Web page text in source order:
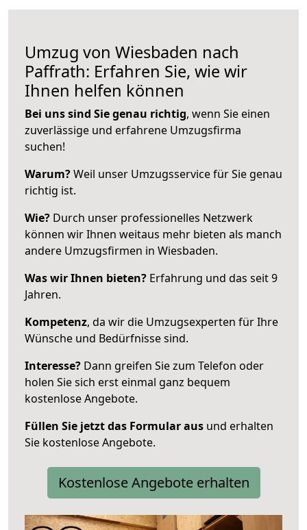
Umzug von Wiesbaden nach
Paffrath: Erfahren Sie, wie wir
Ihnen helfen können
Bei uns sind Sie genau richtig, wenn Sie einen
zuverlässige und erfahrene Umzugsfirma
suchen!
Warum?Weil unser Umzugsservice für Sie genau
richtig ist.
Wie? Durch unser professionelles Netzwerk
können wir Ihnen weitaus mehr bieten als manch
andere Umzugsfirmen in Wiesbaden.
Was wir Ihnen bieten? Erfahrung und das seit 9
Jahren.
Kompetenz, da wir die Umzugsexperten für Ihre
Wünsche und Bedürfnisse sind.
Interesse? Dann greifen Sie zum Telefon oder
holen Sie sich erst einmal ganz bequem
kostenlose Angebote.
Füllen Sie jetzt das Formular aus und erhalten
Sie kostenlose Angebote.
Kostenlose Angebote erhalten